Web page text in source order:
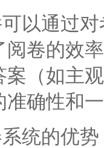
通过对
卷的效
（如主
确性和
统的优势